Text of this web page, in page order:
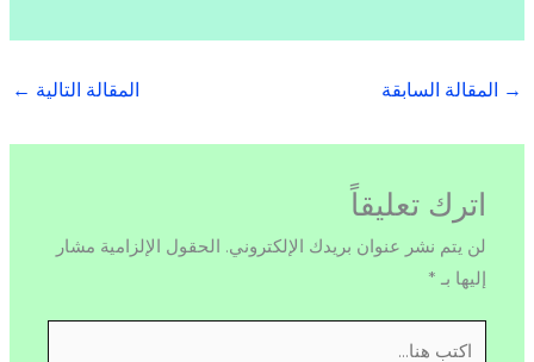
→ المقالة السابقة المقالة التالية ←
اترك تعليقاً
لن يتم نشر عنوان بريدك الإلكتروني. الحقول الإلزامية مشار
إليها بـ *